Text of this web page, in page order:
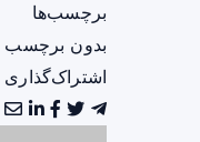
برچسب‌ها
بدون برچسب
اشتراک‌گذاری